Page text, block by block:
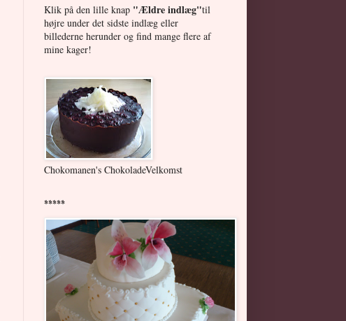
Klik på den lille knap "Ældre indlæg"til
højre under det sidste indlæg eller
billederne herunder og find mange flere af
mine kager!
Chokomanen's ChokoladeVelkomst
*****